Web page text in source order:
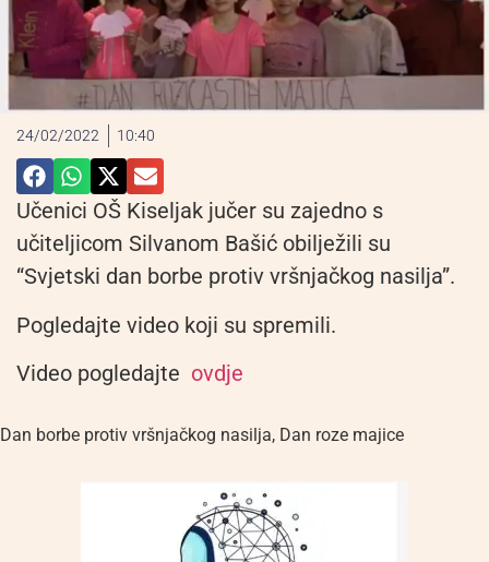
24/02/2022 10:40
Učenici OŠ Kiseljak jučer su zajedno s
učiteljicom Silvanom Bašić obilježili su
“Svjetski dan borbe protiv vršnjačkog nasilja”.
Pogledajte video koji su spremili.
Video pogledajte ovdje
Dan borbe protiv vršnjačkog nasilja, Dan roze majice